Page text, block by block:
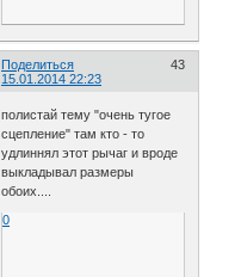
Поделиться
43
15.01.2014 22:23
полистай тему "очень тугое
сцепление" там кто - то
удлиннял этот рычаг и вроде
выкладывал размеры
обоих....
0